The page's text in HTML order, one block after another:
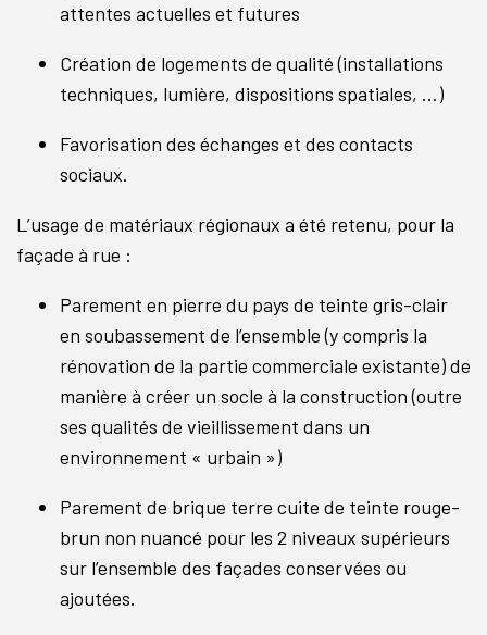
attentes actuelles et futures
Création de logements de qualité (installations
techniques, lumière, dispositions spatiales, …)
Favorisation des échanges et des contacts
sociaux.
L’usage de matériaux régionaux a été retenu, pour la
façade à rue :
Parement en pierre du pays de teinte gris-clair
en soubassement de l’ensemble (y compris la
rénovation de la partie commerciale existante) de
manière à créer un socle à la construction (outre
ses qualités de vieillissement dans un
environnement « urbain »)
Parement de brique terre cuite de teinte rouge-
brun non nuancé pour les 2 niveaux supérieurs
sur l’ensemble des façades conservées ou
ajoutées.